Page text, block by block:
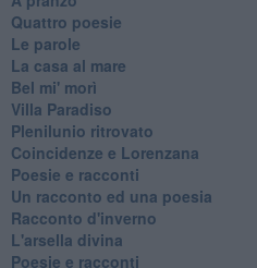
Quattro poesie
Le parole
La casa al mare
Bel mi' morì
Villa Paradiso
Plenilunio ritrovato
Coincidenze e Lorenzana
Poesie e racconti
Un racconto ed una poesia
Racconto d'inverno
​L'arsella divina
Poesie e racconti